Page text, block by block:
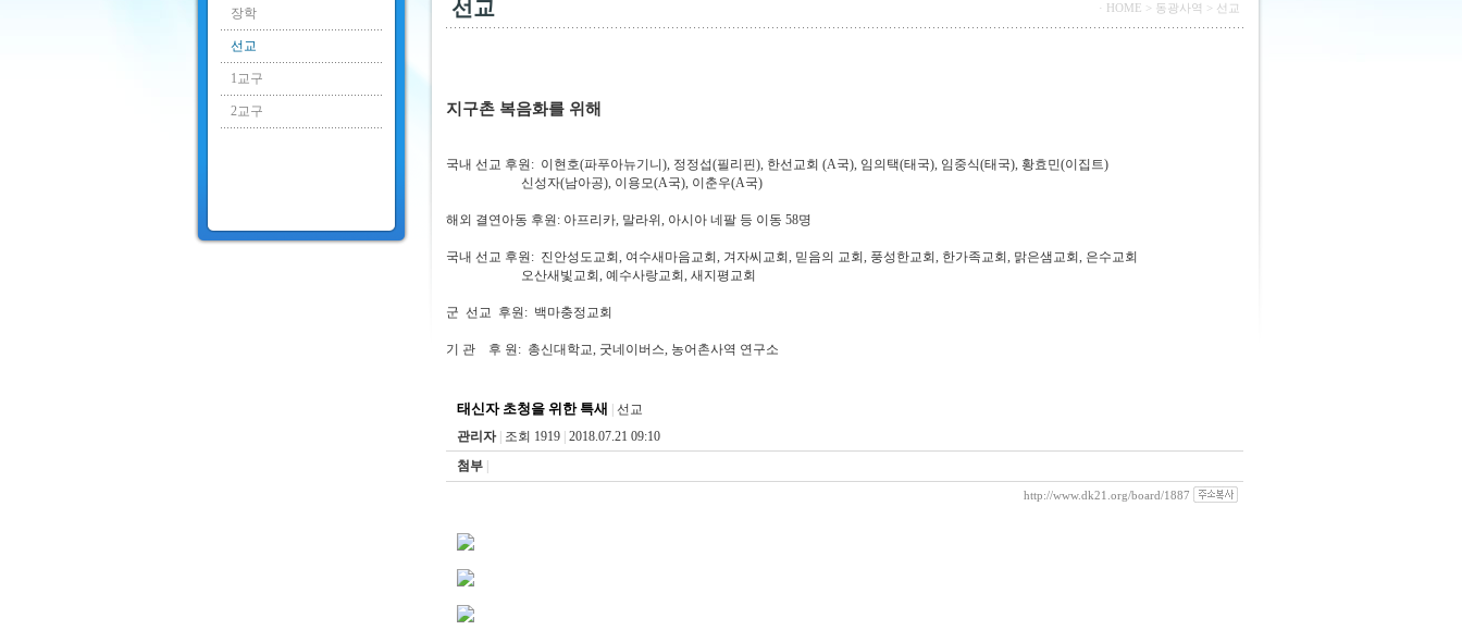
장학
선교
1교구
2교구
선교 · HOME > 동광사역 > 선교
지구촌 복음화를 위해
국내 선교 후원: 이현호(파푸아뉴기니), 정정섭(필리핀), 한선교회 (A국), 임의택(태국), 임중식(태국), 황효민(이집트)
신성자(남아공), 이용모(A국), 이춘우(A국)
해외 결연아동 후원: 아프리카, 말라위, 아시아 네팔 등 이동 58명
국내 선교 후원: 진안성도교회, 여수새마음교회, 겨자씨교회, 믿음의 교회, 풍성한교회, 한가족교회, 맑은샘교회, 은수교회
오산새빛교회, 예수사랑교회, 새지평교회
군 선교 후원: 백마충정교회
기 관 후 원: 총신대학교, 굿네이버스, 농어촌사역 연구소
태신자 초청을 위한 특새
선교
관리자
조회 1919 2018.07.21 09:10
첨부
http://www.dk21.org/board/1887